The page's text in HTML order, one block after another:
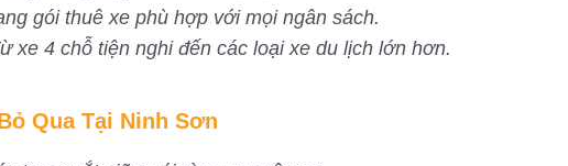
gói thuê xe phù hợp với mọi ngân sách.
xe 4 chỗ tiện nghi đến các loại xe du lịch lớn hơn.
Qua Tại Ninh Sơn